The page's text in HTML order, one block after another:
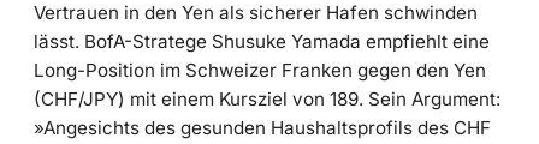
Vertrauen in den Yen als sicherer Hafen schwinden
lässt. BofA-Stratege Shusuke Yamada empfiehlt eine
Long-Position im Schweizer Franken gegen den Yen
(CHF/JPY) mit einem Kursziel von 189. Sein Argument:
»Angesichts des gesunden Haushaltsprofils des CHF